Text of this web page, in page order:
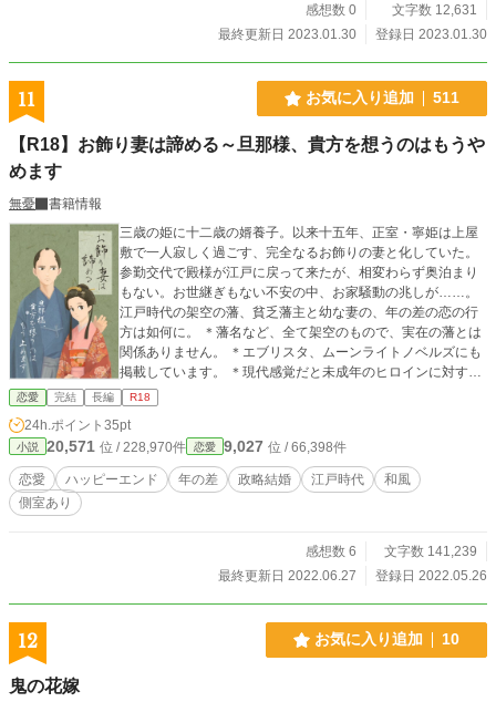
感想数 0
文字数 12,631
最終更新日 2023.01.30
登録日 2023.01.30
11 お気に入り追加 511
【R18】お飾り妻は諦める～旦那様、貴方を想うのはもうや
めます
無憂
書籍情報
三歳の姫に十二歳の婿養子。以来十五年、正室・寧姫は上屋
敷で一人寂しく過ごす、完全なるお飾りの妻と化していた。
参勤交代で殿様が江戸に戻って来たが、相変わらず奥泊まり
もない。お世継ぎもない不安の中、お家騒動の兆しが……。
江戸時代の架空の藩、貧乏藩主と幼な妻の、年の差の恋の行
方は如何に。 ＊藩名など、全て架空のもので、実在の藩とは
関係ありません。 ＊エブリスタ、ムーンライトノベルズにも
掲載しています。 ＊現代感覚だと未成年のヒロインに対する
無理矢理を暗示するシーンがあります。
恋愛 完結 長編 R18
24h.ポイント 35pt
小説 20,571 位 / 228,970件 恋愛 9,027 位 / 66,398件
恋愛 ハッピーエンド 年の差 政略結婚 江戸時代
和風
側室あり
感想数 6
文字数 141,239
最終更新日 2022.06.27
登録日 2022.05.26
12 お気に入り追加 10
鬼の花嫁